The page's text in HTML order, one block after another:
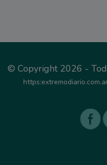
© Copyright 2026 -